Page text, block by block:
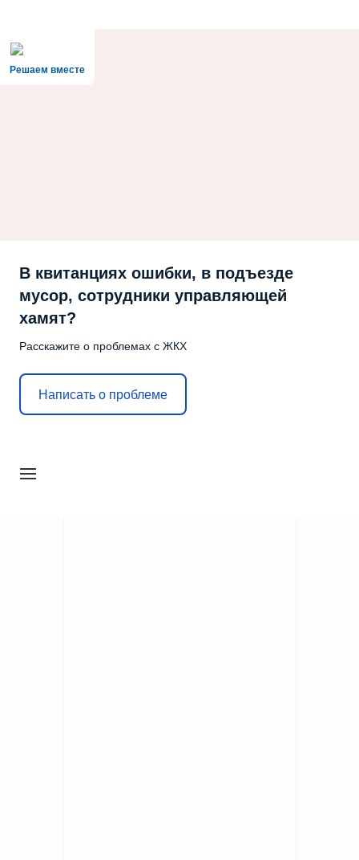
Решаем вместе
В квитанциях ошибки, в подъезде
мусор, сотрудники управляющей
хамят?
Расскажите о проблемах с ЖКХ
Написать о проблеме